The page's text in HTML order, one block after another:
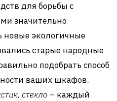
для борьбы с
значительно
новые экологичные
старые народные
подобрать способ
ваших шкафов.
стекло – каждый